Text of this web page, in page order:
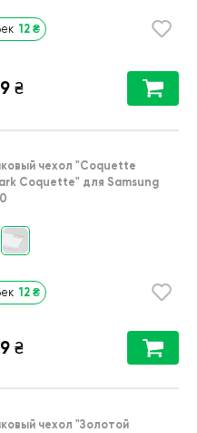
12 ₴
₴
чехол "Coquette
Coquette" для Samsung
12 ₴
₴
чехол "Золотой